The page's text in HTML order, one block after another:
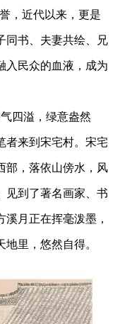
，近代以来，更是
同书、夫妻共绘、兄
民众的血液，成为
四溢，绿意盎然
者来到宋宅村。宋宅
部，落依山傍水，风
见到了著名画家、书
月正在挥毫泼墨，
里，悠然自得。